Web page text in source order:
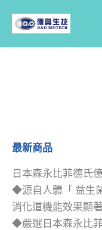
最新商品
日本森永比菲德氏
◆源自人體「 益生
消化道機能效果顯著
◆嚴選日本森永比